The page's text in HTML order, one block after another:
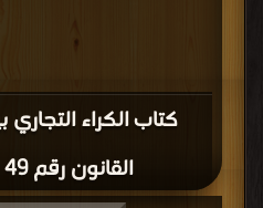
القانون رقم 49 16 - 1 PDF